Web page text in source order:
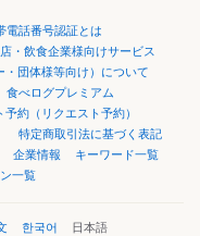
電話番号認証とは
・飲食企業様向けサービス
・団体様等向け）について
食べログプレミアム
予約（リクエスト予約）
特定商取引法に基づく表記
企業情報
キーワード一覧
一覧
한국어 日本語